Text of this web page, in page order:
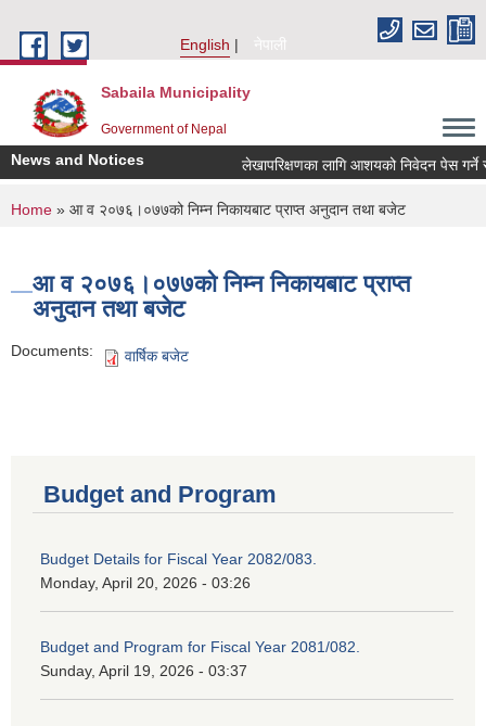
English
नेपाली
Sabaila Municipality
Government of Nepal
News and Notices लेखापरिक्षणका लागि आशयको निवेदन पेस गर्ने
You are here
Home » आ‌ व २०७६।०७७को निम्न निकायबाट प्राप्त अनुदान तथा बजेट
आ‌ व २०७६।०७७को निम्न निकायबाट प्राप्त
अनुदान तथा बजेट
Documents: वार्षिक बजेट
Budget and Program
Budget Details for Fiscal Year 2082/083.
Monday, April 20, 2026 - 03:26
Budget and Program for Fiscal Year 2081/082.
Sunday, April 19, 2026 - 03:37